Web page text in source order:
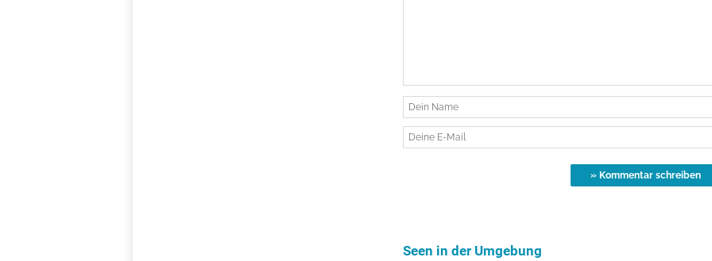
Seen in der Umgebung